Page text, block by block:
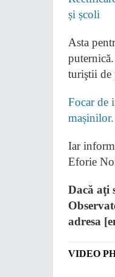
și școli
Asta
turiştii de
Focar de
Iar
Eforie
Dacă aţi
adresa
VIDEO